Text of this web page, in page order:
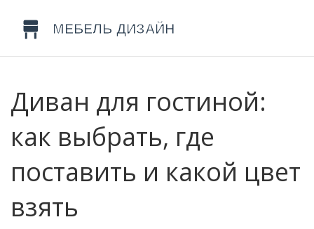
Диван для гостиной:
как выбрать, где
поставить и какой цвет
взять